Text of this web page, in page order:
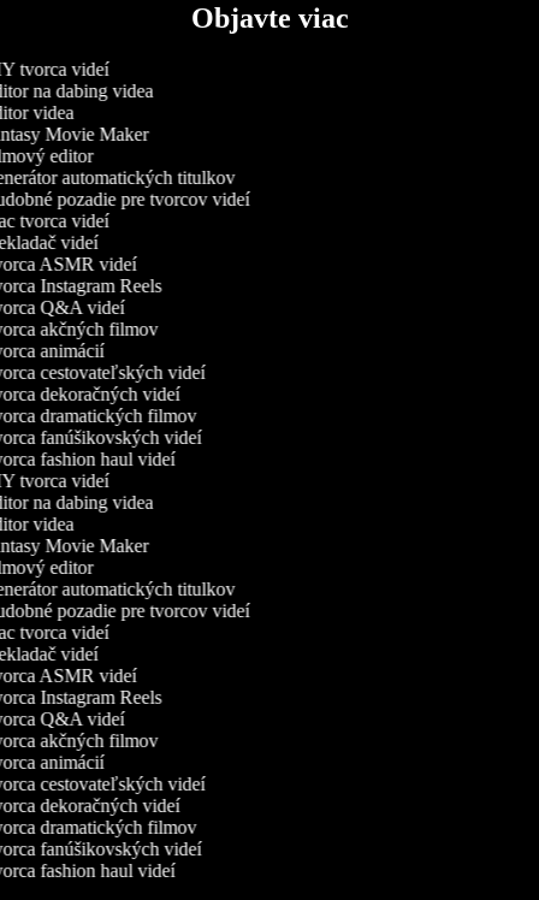
Objavte viac
tvorca videí
na dabing videa
videa
Movie Maker
editor
automatických titulkov
pozadie pre tvorcov videí
tvorca videí
videí
ASMR videí
Instagram Reels
Q&A videí
akčných filmov
animácií
cestovateľských videí
dekoračných videí
dramatických filmov
fanúšikovských videí
fashion haul videí
tvorca videí
na dabing videa
videa
Movie Maker
editor
automatických titulkov
pozadie pre tvorcov videí
tvorca videí
videí
ASMR videí
Instagram Reels
Q&A videí
akčných filmov
animácií
cestovateľských videí
dekoračných videí
dramatických filmov
fanúšikovských videí
fashion haul videí